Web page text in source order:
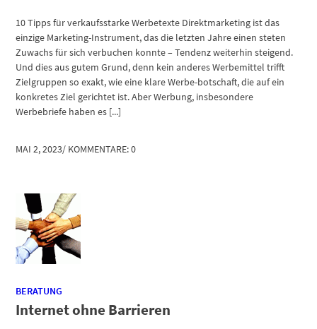
10 Tipps für verkaufsstarke Werbetexte Direktmarketing ist das
einzige Marketing-Instrument, das die letzten Jahre einen steten
Zuwachs für sich verbuchen konnte – Tendenz weiterhin steigend.
Und dies aus gutem Grund, denn kein anderes Werbemittel trifft
Zielgruppen so exakt, wie eine klare Werbe-botschaft, die auf ein
konkretes Ziel gerichtet ist. Aber Werbung, insbesondere
Werbebriefe haben es [...]
MAI 2, 2023/ KOMMENTARE: 0
BERATUNG
Internet ohne Barrieren